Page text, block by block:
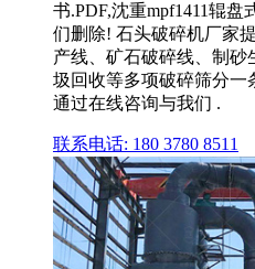
书.PDF,沈重mpf1411辊
们删除! 石头破碎机厂家
产线、矿石破碎线、制砂
圾回收等多项破碎筛分一
通过在线咨询与我们 .
联系电话: 180 3780 8511